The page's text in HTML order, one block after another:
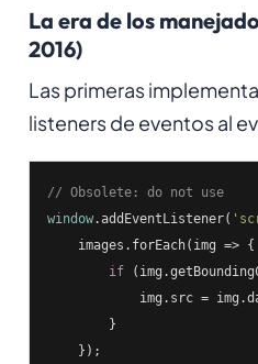
La era de los
2016)
Las primeras
listeners de eventos al
// Obsolete: do not use
window.addEventListener(
    images.forEach(
img => {
if
img.src =
        }
    });